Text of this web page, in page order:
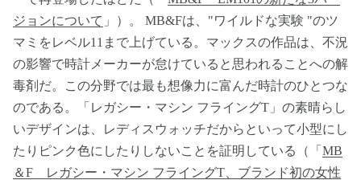
ジョンについて 」）。 MB&Fは、"ワイルドな実験 "のツ
マミをレベル11まで上げている。マックスの作品は、不況
の影響で時計メーカーが怠けていると思われることへの解
毒剤だ。この分野では最も想像力に富んだ時計のひとつな
のである。「レガシー・マシン フライングT」の素晴らし
いデザインは、レディスウォッチだからといって小型にし
たりピンク色にしたりしないことを証明している（「 MB
＆F レガシー・マシン フライングT、ブランド初の女性